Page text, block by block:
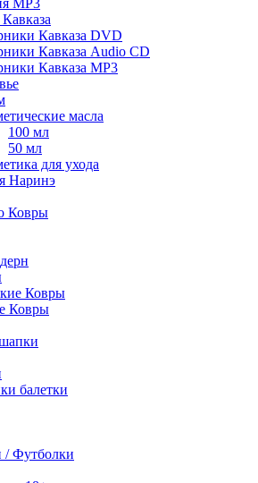
MP3
Кавказа DVD
Кавказа Audio CD
Кавказа MP3
масла
100 мл
50 мл
для ухода
Наринэ
Ковры
Ковры
Ковры
балетки
/ Футболки